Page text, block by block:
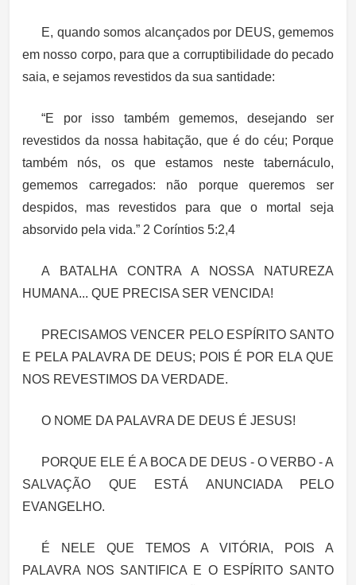
E, quando somos alcançados por DEUS, gememos
em nosso corpo, para que a corruptibilidade do pecado
saia, e sejamos revestidos da sua santidade:
“E por isso também gememos, desejando ser
revestidos da nossa habitação, que é do céu; Porque
também nós, os que estamos neste tabernáculo,
gememos carregados: não porque queremos ser
despidos, mas revestidos para que o mortal seja
absorvido pela vida.” 2 Coríntios 5:2,4
A BATALHA CONTRA A NOSSA NATUREZA
HUMANA... QUE PRECISA SER VENCIDA!
PRECISAMOS VENCER PELO ESPÍRITO SANTO
E PELA PALAVRA DE DEUS; POIS É POR ELA QUE
NOS REVESTIMOS DA VERDADE.
O NOME DA PALAVRA DE DEUS É JESUS!
PORQUE ELE É A BOCA DE DEUS - O VERBO - A
SALVAÇÃO QUE ESTÁ ANUNCIADA PELO
EVANGELHO.
É NELE QUE TEMOS A VITÓRIA, POIS A
PALAVRA NOS SANTIFICA E O ESPÍRITO SANTO